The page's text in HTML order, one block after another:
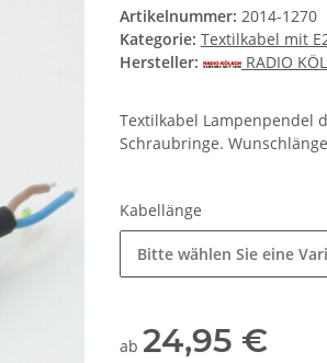
Artikelnummer: 2014-1270
Kategorie: Textilkabel mit
Hersteller:
RADIO
Textilkabel Lampenpendel
Schraubringe.
Kabellänge
Bitte wählen Sie eine
ab 24,95 €